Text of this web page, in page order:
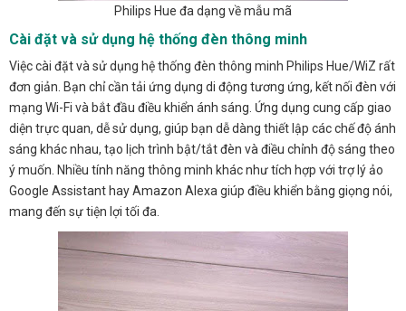
Philips Hue đa dạng về mẫu mã
Cài đặt và sử dụng hệ thống đèn thông minh
Việc cài đặt và sử dụng hệ thống đèn thông minh Philips Hue/WiZ rất
đơn giản. Bạn chỉ cần tải ứng dụng di động tương ứng, kết nối đèn với
mạng Wi-Fi và bắt đầu điều khiển ánh sáng. Ứng dụng cung cấp giao
diện trực quan, dễ sử dụng, giúp bạn dễ dàng thiết lập các chế độ ánh
sáng khác nhau, tạo lịch trình bật/tắt đèn và điều chỉnh độ sáng theo
ý muốn. Nhiều tính năng thông minh khác như tích hợp với trợ lý ảo
Google Assistant hay Amazon Alexa giúp điều khiển bằng giọng nói,
mang đến sự tiện lợi tối đa.